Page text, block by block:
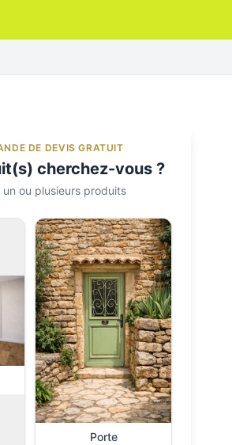
DE DEVIS GRATUIT
cherchez-vous ?
un ou plusieurs produits
Porte